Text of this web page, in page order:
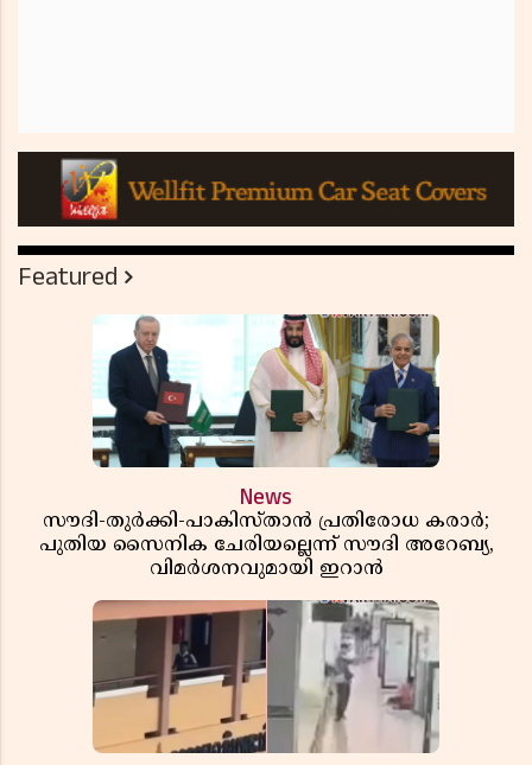
Featured
News
സൗദി-തുർക്കി-പാകിസ്താൻ പ്രതിരോധ കരാർ;
പുതിയ സൈനിക ചേരിയല്ലെന്ന് സൗദി അറേബ്യ,
വിമർശനവുമായി ഇറാൻ